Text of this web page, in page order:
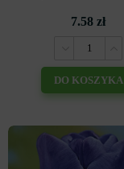
7.58 zł
DO KOSZYKA